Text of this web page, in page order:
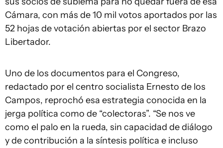
Cámara, con más de 10 mil votos aportados por las
52 hojas de votación abiertas por el sector Brazo
Libertador.
Uno de los documentos para el Congreso,
redactado por el centro socialista Ernesto de los
Campos, reprochó esa estrategia conocida en la
jerga política como de “colectoras”. “Se nos ve
como el palo en la rueda, sin capacidad de diálogo
y de contribución a la síntesis política e incluso